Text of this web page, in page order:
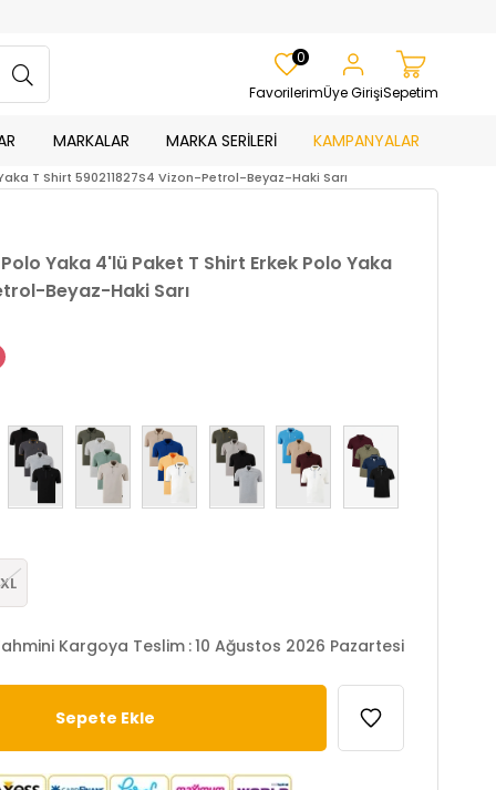
Favorilerim
0
Üye GirişiSepetim
MARKALAR MARKA SERİLERİ KAMPANYALAR
T Shirt 590211827S4 Vizon-Petrol-Beyaz-Haki Sarı
Yaka 4'lü Paket T Shirt Erkek Polo Yaka
Beyaz-Haki Sarı
Kargoya Teslim :10 Ağustos 2026 Pazartesi